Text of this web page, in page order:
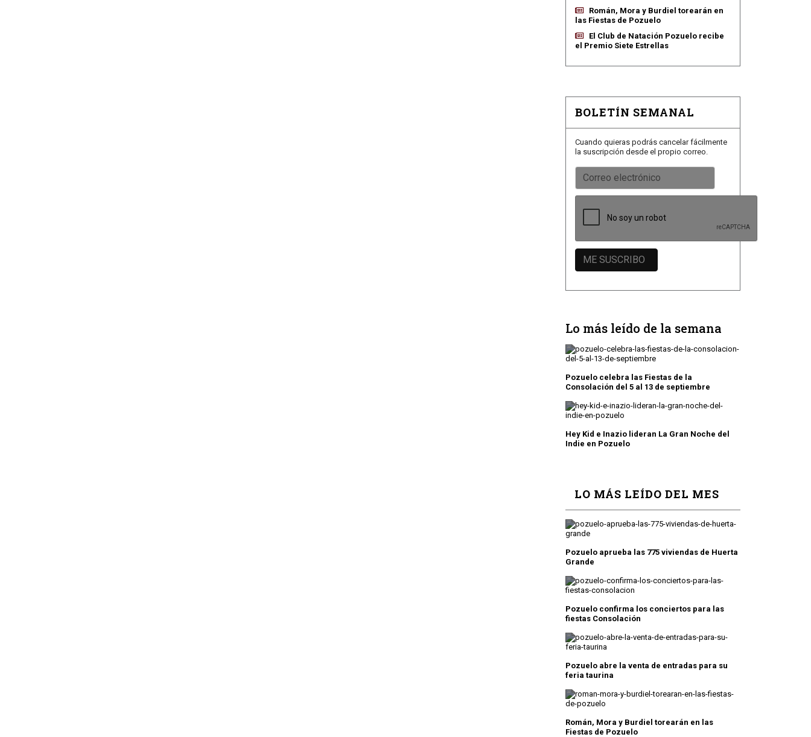
Román, Mora y Burdiel torearán en
las Fiestas de Pozuelo
El Club de Natación Pozuelo recibe
el Premio Siete Estrellas
BOLETÍN SEMANAL
Cuando quieras podrás cancelar fácilmente
la suscripción desde el propio correo.
Lo más leído de la semana
Pozuelo celebra las Fiestas de la
Consolación del 5 al 13 de septiembre
Hey Kid e Inazio lideran La Gran Noche del
Indie en Pozuelo
LO MÁS LEÍDO DEL MES
Pozuelo aprueba las 775 viviendas de Huerta
Grande
Pozuelo confirma los conciertos para las
fiestas Consolación
Pozuelo abre la venta de entradas para su
feria taurina
Román, Mora y Burdiel torearán en las
Fiestas de Pozuelo